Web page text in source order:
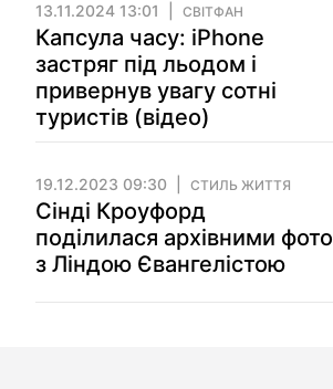
13.11.2024 13:01 СВІТФАН
Капсула часу: iPhone
застряг під льодом і
привернув увагу сотні
туристів (відео)
19.12.2023 09:30 СТИЛЬ ЖИТТЯ
Сінді Кроуфорд
поділилася архівними фото
з Ліндою Євангелістою